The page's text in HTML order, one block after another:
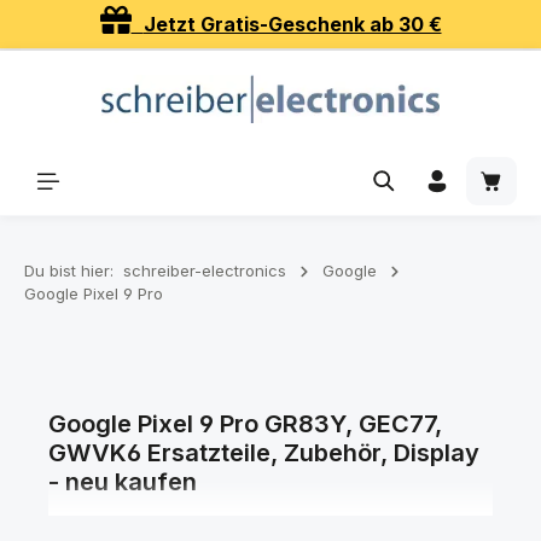
Zum Hauptinhalt springenJetzt Gratis-Geschenk ab 30 €
Du bist hier: schreiber-electronics
Google
Google Pixel 9 Pro
Google Pixel 9 Pro GR83Y, GEC77,
GWVK6 Ersatzteile, Zubehör, Display
- neu kaufen